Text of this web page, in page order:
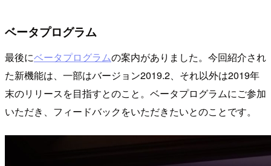
ベータプログラム
最後にベータプログラムの案内がありました。今回紹介され
た新機能は、一部はバージョン2019.2、それ以外は2019年
末のリリースを目指すとのこと。ベータプログラムにご参加
いただき、フィードバックをいただきたいとのことです。